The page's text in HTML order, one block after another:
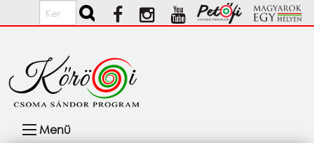
Ugrás a tartalomra
Keresés
Menü